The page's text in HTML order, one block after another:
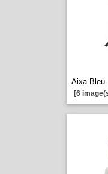
Aixa Bleu
[6